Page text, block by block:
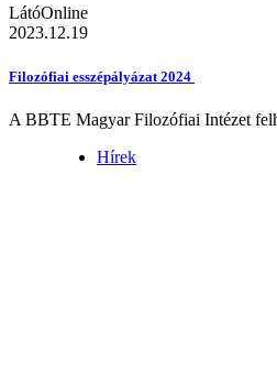
LátóOnline
2023.12.19
Filozófiai esszépályázat 2024
A BBTE Magyar Filozófiai Intézet
Hírek